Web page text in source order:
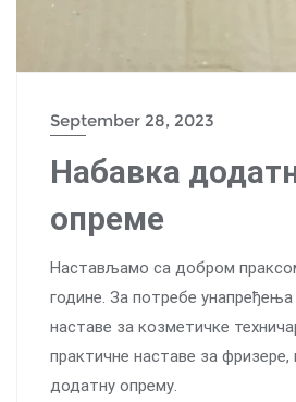
September 28, 2023
Набавка
опреме
Настављамо са добром
године. За потребе унапређења
наставе за козметичке
практичне наставе за фризере,
додатну опрему.